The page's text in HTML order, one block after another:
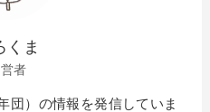
くま
者
団）の情報を発信していま